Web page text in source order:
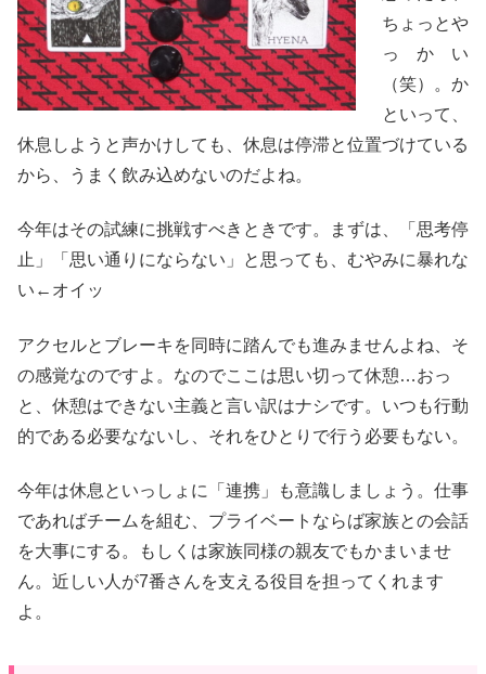
ちょっとや
っかい
（笑）。か
といって、
休息しようと声かけしても、休息は停滞と位置づけている
から、うまく飲み込めないのだよね。
今年はその試練に挑戦すべきときです。まずは、「思考停
止」「思い通りにならない」と思っても、むやみに暴れな
い←オイッ
アクセルとブレーキを同時に踏んでも進みませんよね、そ
の感覚なのですよ。なのでここは思い切って休憩…おっ
と、休憩はできない主義と言い訳はナシです。いつも行動
的である必要なないし、それをひとりで行う必要もない。
今年は休息といっしょに「連携」も意識しましょう。仕事
であればチームを組む、プライベートならば家族との会話
を大事にする。もしくは家族同様の親友でもかまいませ
ん。近しい人が7番さんを支える役目を担ってくれます
よ。